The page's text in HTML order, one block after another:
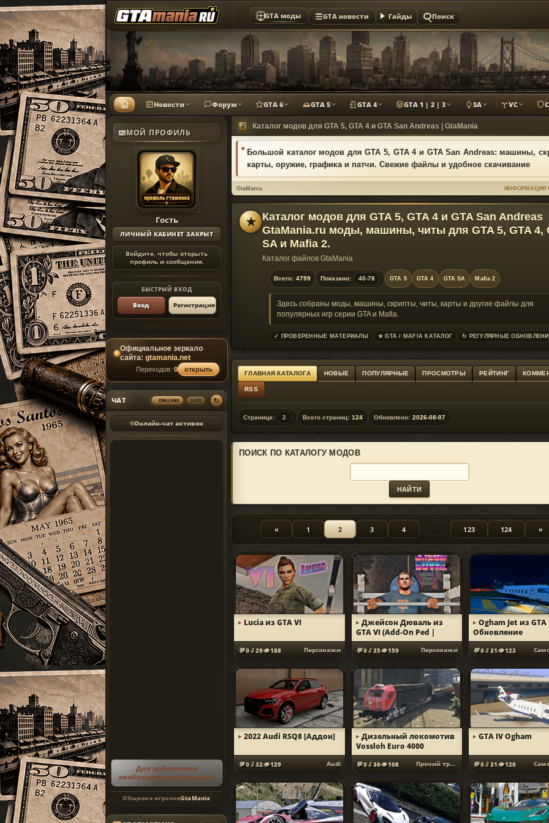
GTA моды GTA новости Гайды Поиск
Новости Форум GTA 6 GTA 5 GTA 4 GTA 1 | 2 | 3 SA VC
МОЙ ПРОФИЛЬ
Гость
ЛИЧНЫЙ КАБИНЕТ ЗАКРЫТ
Войдите, чтобы открыть
профиль и сообщения.
БЫСТРЫЙ ВХОД
Вход Регистрация
Официальное зеркало
сайта: gtamania.net
Переходов: 0 открыть
ЧАТ ONLINE LIVE ↻
Онлайн-чат активен
Для добавления
необходима авторизация
Общение игроковGtaMania
i Каталог модов для GTA 5, GTA 4 и GTA San Andreas | GtaMania
Большой каталог модов для GTA 5, GTA 4 и GTA San Andreas: машины,
карты, оружие, графика и патчи. Свежие файлы и удобное скачивание
GtaMania ИНФОРМАЦИЯ
★ Каталог модов для GTA 5, GTA 4 и GTA San Andreas
GtaMania.ru моды, машины, читы для GTA 5, GTA 4,
SA и Mafia 2.
Каталог файлов GtaMania
Всего: 4799 Показано: 40-78 GTA 5 GTA 4 GTA SA Mafia 2
Здесь собраны моды, машины, скрипты, читы, карты и другие файлы для
популярных игр серии GTA и Mafia.
✓ ПРОВЕРЕННЫЕ МАТЕРИАЛЫ ★ GTA / MAFIA КАТАЛОГ ↻ РЕГУЛЯРНЫЕ
ГЛАВНАЯ КАТАЛОГА НОВЫЕ ПОПУЛЯРНЫЕ ПРОСМОТРЫ РЕЙТИНГ
RSS
Страница: 2 Всего страниц: 124 Обновлено: 2026-08-07
ПОИСК ПО КАТАЛОГУ МОДОВ
« 1 2 3 4 ... 123 124 »
Lucia из GTA VI
0 29 188 Персонажи
Джейсон Дюваль из
GTA VI (Add-On Ped |
Финальная версия)
0 35 159 Персонажи
Ogham Jet из
Обновление
0 31 123
2022 Audi RSQ8 [Аддон]
0 32 129 Audi
Дизельный локомотив
Vossloh Euro 4000
0 36 108 Прочий транспор...
GTA IV Ogham
0 31 120